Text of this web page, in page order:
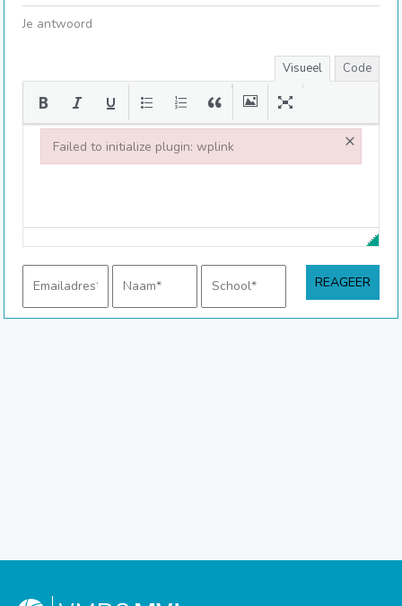
Je antwoord
Visueel Code
Failed to initialize plugin: wplink ×
Failed to initialize plugin: wplink